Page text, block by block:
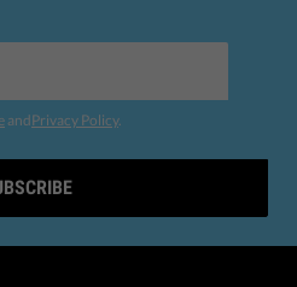
andPrivacy Policy.